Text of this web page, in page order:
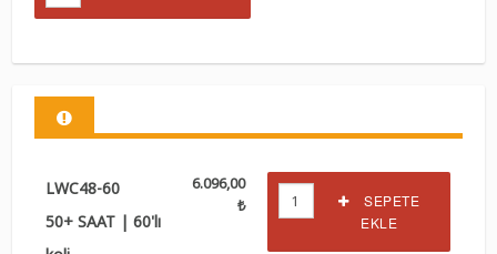
LWC48-60
50+ SAAT | 60'lı
6.096,00
₺
SEPETE
EKLE